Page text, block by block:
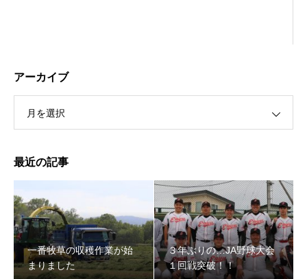
３年ぶりの…JA野球大会１回戦突破！！
アーカイブ
月を選択
最近の記事
一番牧草の収穫作業が始
まりました
３年ぶりの…JA野球大会
１回戦突破！！